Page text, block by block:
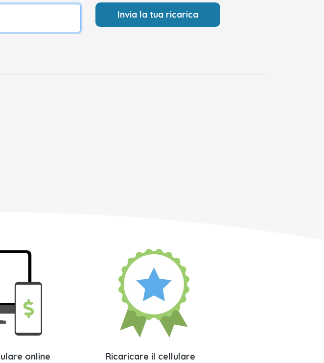
Invia la tua ricarica
online Ricaricare il cellulare